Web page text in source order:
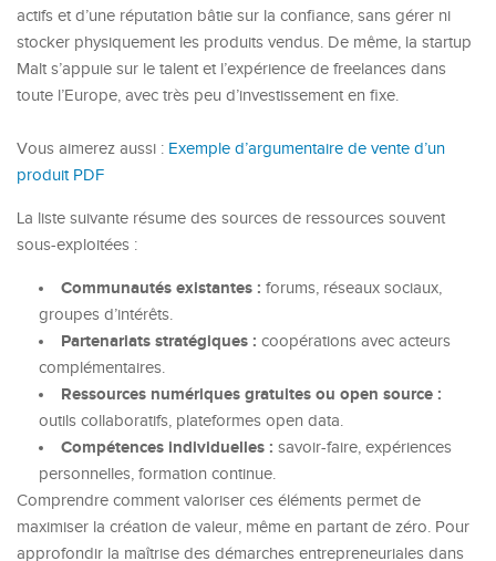
actifs et d’une réputation bâtie sur la confiance, sans gérer ni
stocker physiquement les produits vendus. De même, la startup
Malt s’appuie sur le talent et l’expérience de freelances dans
toute l’Europe, avec très peu d’investissement en fixe.
Vous aimerez aussi : Exemple d’argumentaire de vente d’un
produit PDF
La liste suivante résume des sources de ressources souvent
sous-exploitées :
Communautés existantes : forums, réseaux sociaux,
groupes d’intérêts.
Partenariats stratégiques : coopérations avec acteurs
complémentaires.
Ressources numériques gratuites ou open source :
outils collaboratifs, plateformes open data.
Compétences individuelles : savoir-faire, expériences
personnelles, formation continue.
Comprendre comment valoriser ces éléments permet de
maximiser la création de valeur, même en partant de zéro. Pour
approfondir la maîtrise des démarches entrepreneuriales dans